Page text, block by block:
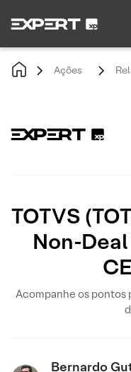
Ações
TOTVS
Non-
Acompanhe os pontos
Bernardo